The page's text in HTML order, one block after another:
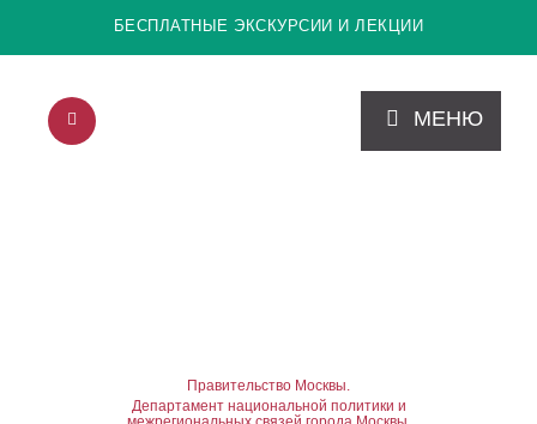
БЕСПЛАТНЫЕ ЭКСКУРСИИ И ЛЕКЦИИ
МЕНЮ
Правительство Москвы.
Департамент национальной политики и